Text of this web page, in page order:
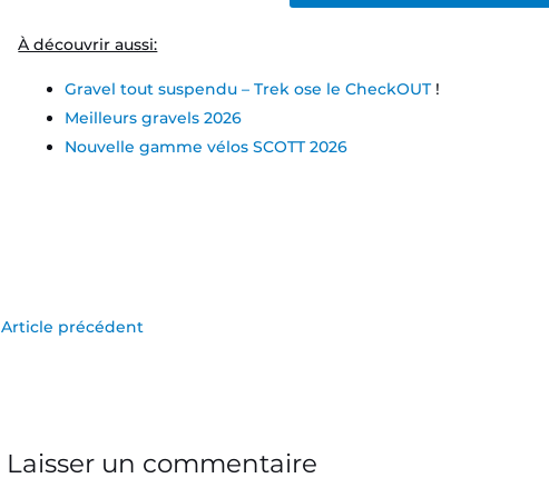
À découvrir aussi:
Gravel tout suspendu – Trek ose le CheckOUT!
Meilleurs gravels 2026
Nouvelle gamme vélos SCOTT 2026
Article précédent
Laisser un commentaire